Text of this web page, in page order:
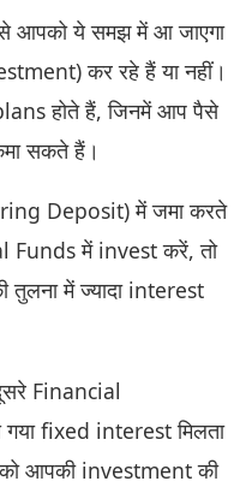
आपको ये समझ में आ जाएगा
कर रहे हैं या नहीं।
होते हैं, जिनमें आप पैसे
सकते हैं।
Deposit) में जमा करते
Funds में invest करें, तो
में ज्यादा interest
Financial
fixed interest मिलता
आपकी investment की